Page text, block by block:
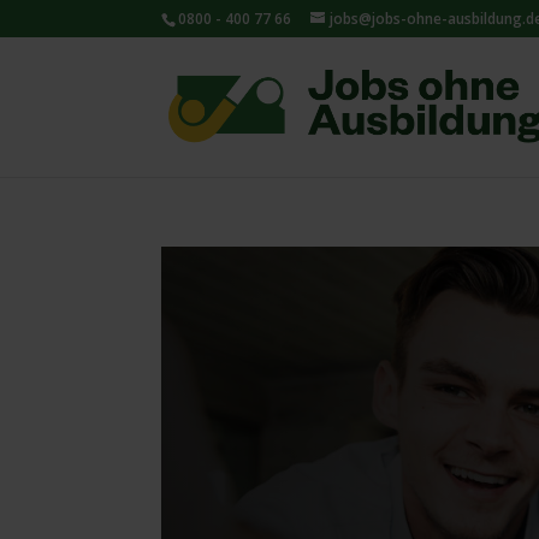
0800 - 400 77 66 jobs@jobs-ohne-